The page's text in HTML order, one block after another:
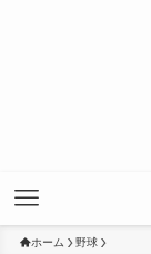
ホーム 野球